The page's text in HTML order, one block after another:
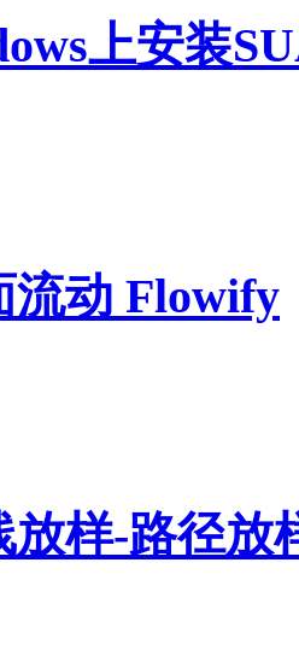
上安装
流动 Flowify
放样-路径放